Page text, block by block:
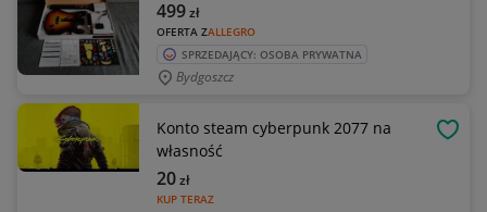
OFERTA ZALLEGRO
499zł
SPRZEDAJĄCY: OSOBA PRYWATNA
Bydgoszcz
Konto steam cyberpunk 2077 na
własność
KUP TERAZ
20zł